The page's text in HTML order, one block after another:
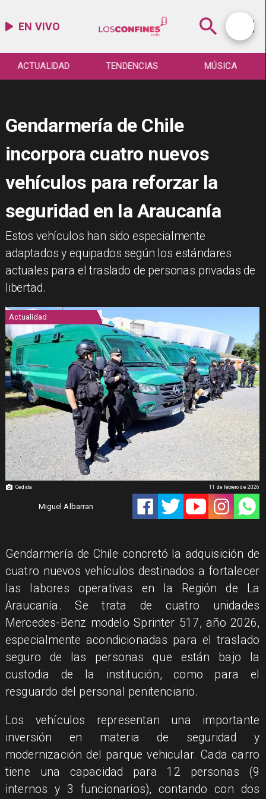
EN VIVO
ACTUALIDAD TENDENCIAS MÚSICA
Gendarmería de Chile
incorpora cuatro nuevos
vehículos para reforzar la
seguridad en la Araucanía
Estos vehículos han sido especialmente
adaptados y equipados según los estándares
actuales para el traslado de personas privadas de
libertad.
Cedida
Actualidad
Miguel Albarran
11 de febrero de 2026
Gendarmería de Chile concretó la adquisición de
cuatro nuevos vehículos destinados a fortalecer
las labores operativas en la Región de La
Araucanía. Se trata de cuatro unidades
Mercedes-Benz modelo Sprinter 517, año 2026,
especialmente acondicionadas para el traslado
seguro de las personas que están bajo la
custodia de la institución, como para el
resguardo del personal penitenciario.
​Los vehículos representan una importante
inversión en materia de seguridad y
modernización del parque vehicular. Cada carro
tiene una capacidad para 12 personas (9
internos y 3 funcionarios), contando con dos